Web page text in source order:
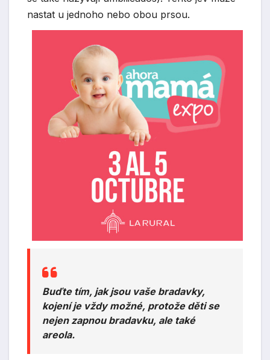
nastat u jednoho nebo obou prsou.
Buďte tím, jak jsou vaše bradavky,
kojení je vždy možné, protože děti se
nejen zapnou bradavku, ale také
areola.